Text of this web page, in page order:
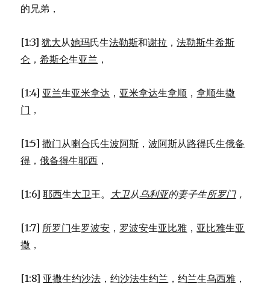
的兄弟，
[1:3]犹大从她玛氏生法勒斯和谢拉 ，法勒斯生希斯
仑 ，希斯仑生亚兰 ，
[1:4] 亚兰生亚米拿达 ， 亚米拿达生拿顺 ，拿顺生撒
门 ，
[1:5]撒门从喇合氏生波阿斯 ，波阿斯从路得氏生俄备
得 ，俄备得生耶西 ，
[1:6]耶西生大卫王。 大卫从乌利亚的妻子生所罗门，
[1:7] 所罗门生罗波安 ， 罗波安生亚比雅 ， 亚比雅生亚
撒 ，
[1:8] 亚撒生约沙法 ，约沙法生约兰 ，约兰生乌西雅 ，